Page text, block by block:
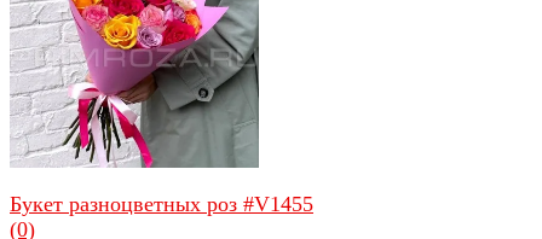
избранное сравнить
Букет разноцветных роз #V1455
(0)